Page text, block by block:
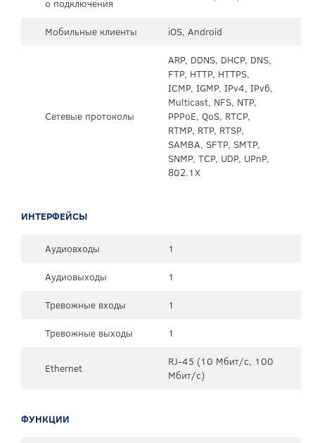
о подключения
Мобильные клиенты iOS, Android
Сетевые протоколы
ARP, DDNS, DHCP, DNS,
FTP, HTTP, HTTPS,
ICMP, IGMP, IPv4, IPv6,
Multicast, NFS, NTP,
PPPoE, QoS, RTCP,
RTMP, RTP, RTSP,
SAMBA, SFTP, SMTP,
SNMP, TCP, UDP, UPnP,
802.1X
ИНТЕРФЕЙСЫ
Аудиовходы
1
Аудиовыходы
1
Тревожные входы
1
Тревожные выходы
1
Ethernet
RJ-45 (10 Мбит/с, 100
Мбит/с)
ФУНКЦИИ